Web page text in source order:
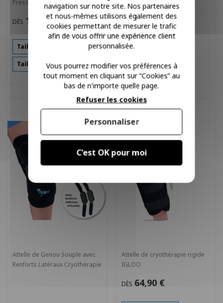
Pressothérapie PRESSO-RELAX
DÈS 120,00 €
Taille Standard
Taille XL
Souple IGLOO
DÈS 102,29 €
Taille Standard
Taille XL
Attelle de Genou Souple avec
Renforts Latéraux Cryothérapie
Attelle de cryothérapie rigide
IGLOO
DÈS 64,90 €
navigation sur notre site. Nos partenaires
et nous-mêmes utilisons également des
cookies permettant de mesurer le trafic
afin de vous offrir une expérience client
personnalisée.
Vous pourrez modifier vos préférences à
tout moment en cliquant sur “Cookies” au
bas de n'importe quelle page.
C'est OK pour moi
Refuser les cookies
Personnaliser